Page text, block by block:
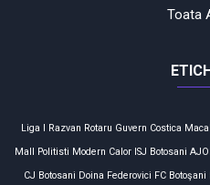
Toata
Liga I Razvan Rotaru Guvern Costica
Mall
Politisti Modern Calor ISJ Botosani
CJ Botosani Doina Federovici FC Botoşani